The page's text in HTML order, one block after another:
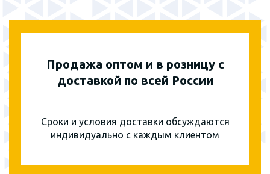
Продажа оптом и в розницу с
доставкой по всей России
Сроки и условия доставки обсуждаются
индивидуально с каждым клиентом